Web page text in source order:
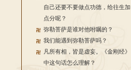
自己还要不要做点功德，给往生加
点分呢？
弥勒菩萨是谁对他咐嘱的？
我们能遇到弥勒菩萨吗？
凡所有相，皆是虚妄。《金刚经》
中这句话怎么理解？